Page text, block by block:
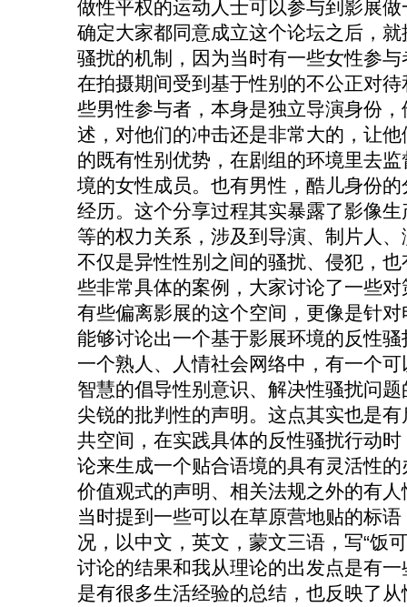
做性平权的运动人士可以参与到影展
确定大家都同意成立这个论坛之后，
骚扰的机制，因为当时有一些女性参
在拍摄期间受到基于性别的不公正对
些男性参与者，本身是独立导演身份
述，对他们的冲击还是非常大的，让
的既有性别优势，在剧组的环境里去
境的女性成员。也有男性，酷儿身份
经历。这个分享过程其实暴露了影像
等的权力关系，涉及到导演、制片人
不仅是异性性别之间的骚扰、侵犯，
些非常具体的案例，大家讨论了一些
有些偏离影展的这个空间，更像是针
能够讨论出一个基于影展环境的反性
一个熟人、人情社会网络中，有一个
智慧的倡导性别意识、解决性骚扰问
尖锐的批判性的声明。这点其实也是
共空间，在实践具体的反性骚扰行动
论来生成一个贴合语境的具有灵活性
价值观式的声明、相关法规之外的有
当时提到一些可以在草原营地贴的标语
况，以中文，英文，蒙文三语，写“饭
讨论的结果和我从理论的出发点是有
是有很多生活经验的总结，也反映了